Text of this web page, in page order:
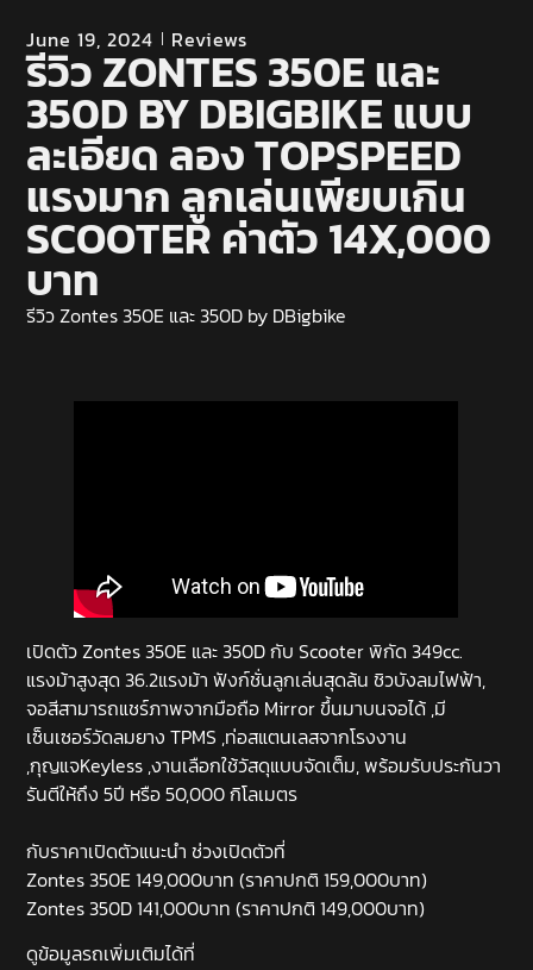
June 19, 2024 Reviews
รีวิว ZONTES 350E และ
350D BY DBIGBIKE แบบ
ละเอียด ลอง TOPSPEED
แรงมาก ลูกเล่นเพียบเกิน
SCOOTER ค่าตัว 14X,000
บาท
รีวิว Zontes 350E และ 350D by DBigbike
เปิดตัว Zontes 350E และ 350D กับ Scooter พิกัด 349cc.
แรงม้าสูงสุด 36.2แรงม้า ฟังก์ชั่นลูกเล่นสุดล้น ชิวบังลมไฟฟ้า,
จอสีสามารถแชร์ภาพจากมือถือ Mirror ขึ้นมาบนจอได้ ,มี
เซ็นเซอร์วัดลมยาง TPMS ,ท่อสแตนเลสจากโรงงาน
,กุญแจKeyless ,งานเลือกใช้วัสดุแบบจัดเต็ม, พร้อมรับประกันวา
รันตีให้ถึง 5ปี หรือ 50,000 กิโลเมตร
กับราคาเปิดตัวแนะนำ ช่วงเปิดตัวที่
Zontes 350E 149,000บาท (ราคาปกติ 159,000บาท)
Zontes 350D 141,000บาท (ราคาปกติ 149,000บาท)
ดูข้อมูลรถเพิ่มเติมได้ที่